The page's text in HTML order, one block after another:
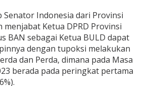
Indonesia dari Provinsi
Ketua DPRD Provinsi
BAN sebagai Ketua BULD dapat
dengan tupoksi melakukan
dan Perda, dimana pada Masa
berada pada peringkat pertama